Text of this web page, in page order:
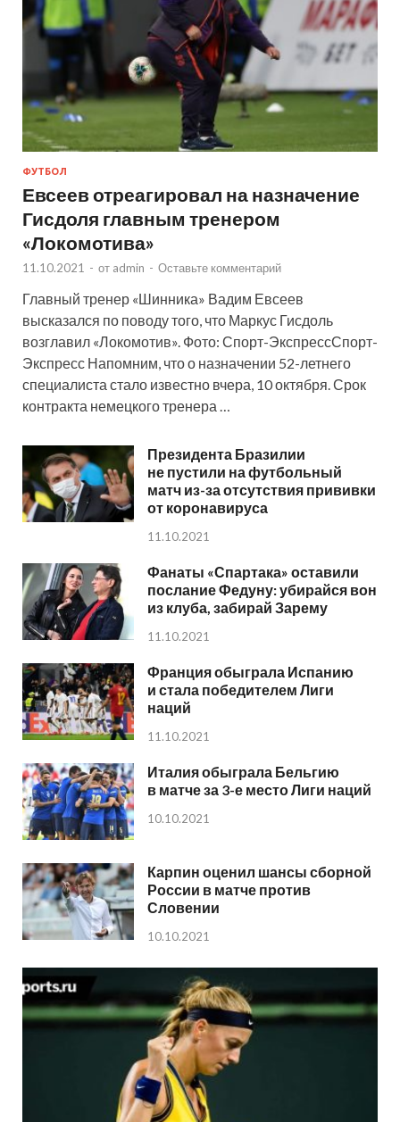
ФУТБОЛ
Евсеев отреагировал на назначение
Гисдоля главным тренером
«Локомотива»
11.10.2021 - от admin - Оставьте комментарий
Главный тренер «Шинника» Вадим Евсеев
высказался по поводу того, что Маркус Гисдоль
возглавил «Локомотив». Фото: Спорт-ЭкспрессСпорт-
Экспресс Напомним, что о назначении 52-летнего
специалиста стало известно вчера, 10 октября. Срок
контракта немецкого тренера …
Президента Бразилии
не пустили на футбольный
матч из-за отсутствия прививки
от коронавируса
11.10.2021
Фанаты «Спартака» оставили
послание Федуну: убирайся вон
из клуба, забирай Зарему
11.10.2021
Франция обыграла Испанию
и стала победителем Лиги
наций
11.10.2021
Италия обыграла Бельгию
в матче за 3-е место Лиги наций
10.10.2021
Карпин оценил шансы сборной
России в матче против
Словении
10.10.2021